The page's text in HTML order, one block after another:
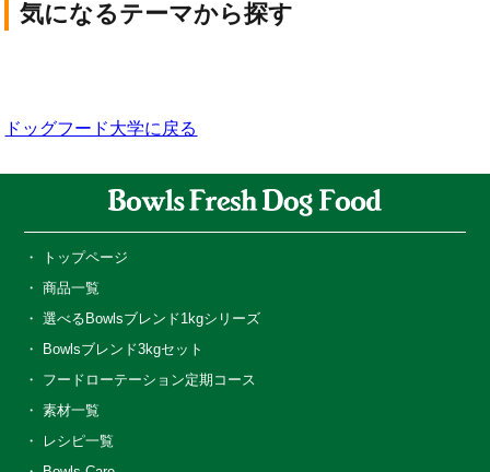
気になるテーマから探す
犬の基礎知識
犬の品種
ドッグフード大学に戻る
トップページ
商品一覧
選べるBowlsブレンド1kgシリーズ
Bowlsブレンド3kgセット
フードローテーション定期コース
素材一覧
レシピ一覧